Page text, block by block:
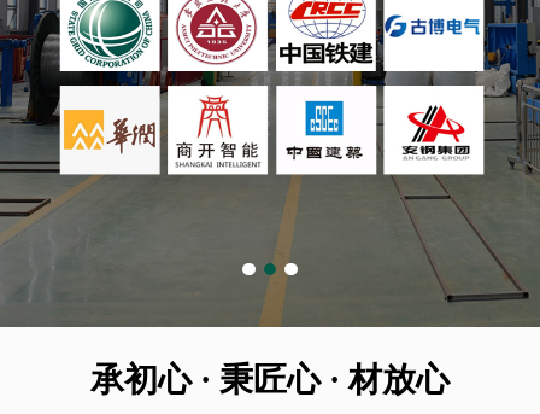
承初心 · 秉匠心 · 材放心